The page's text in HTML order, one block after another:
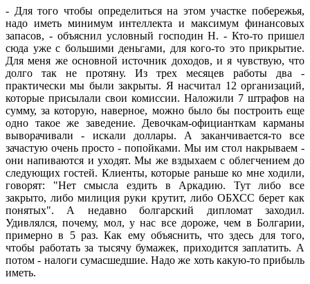
- Для того чтобы определиться на этом участке побережья,
надо иметь минимум интеллекта и максимум финансовых
запасов, - объяснил условный господин Н. - Кто-то пришел
сюда уже с большими деньгами, для кого-то это прикрытие.
Для меня же основной источник доходов, и я чувствую, что
долго так не протяну. Из трех месяцев работы два -
практически мы были закрыты. Я насчитал 12 организаций,
которые присылали свои комиссии. Наложили 7 штрафов на
сумму, за которую, наверное, можно было бы построить еще
одно такое же заведение. Девочкам-официанткам карманы
выворачивали - искали доллары. А заканчивается-то все
зачастую очень просто - попойками. Мы им стол накрываем -
они напиваются и уходят. Мы же вздыхаем с облегчением до
следующих гостей. Клиенты, которые раньше ко мне ходили,
говорят: "Нет смысла ездить в Аркадию. Тут либо все
закрыто, либо милиция руки крутит, либо ОБХСС берет как
понятых". А недавно болгарский дипломат заходил.
Удивлялся, почему, мол, у нас все дороже, чем в Болгарии,
примерно в 5 раз. Как ему объяснить, что здесь для того,
чтобы работать за тысячу бумажек, приходится заплатить. А
потом - налоги сумасшедшие. Надо же хоть какую-то прибыль
иметь.